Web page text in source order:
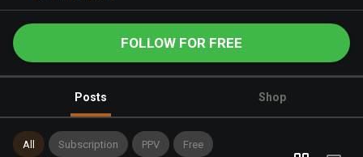
FOLLOW FOR FREE
Posts Shop
All Subscription PPV Free